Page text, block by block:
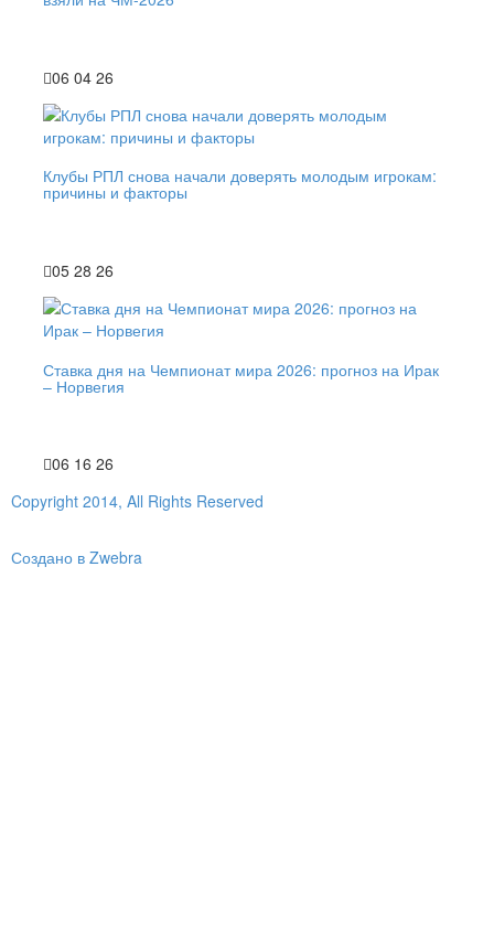
06 04 26
Клубы РПЛ снова начали доверять молодым игрокам:
причины и факторы
05 28 26
Ставка дня на Чемпионат мира 2026: прогноз на Ирак
– Норвегия
06 16 26
Copyright 2014, All Rights Reserved
Создано в Zwebra